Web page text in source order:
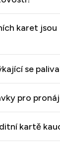
karet jsou
se
pro
kartě